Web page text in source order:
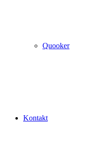
Quooker
Kontakt